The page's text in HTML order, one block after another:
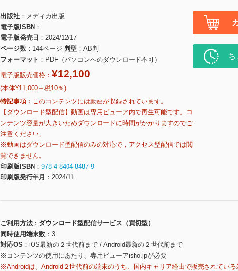
出版社
メディカ出版
電子版ISBN
電子版発売日
2024/12/17
ページ数
144ページ 判型
AB判
フォーマット
PDF（パソコンへのダウンロード不可）
電子版販売価格： ¥12,100
(本体¥11,000＋税10％)
特記事項
このコンテンツには動画が収録されています。
【ダウンロード型配信】動画は専用ビューア内で再生可能です。コ
ンテンツ容量が大きいためダウンロードに時間がかかりますのでご
注意ください。
※動画はダウンロード型配信のみの対応で，アクセス型配信では閲
覧できません。
印刷版ISBN
978-4-8404-8487-9
印刷版発行年月
2024/11
ち
ご利用方法
ダウンロード型配信サービス（買切型）
同時使用端末数
3
対応OS
iOS最新の２世代前まで / Android最新の２世代前まで
※コンテンツの使用にあたり、専用ビューアisho.jpが必要
※Androidは、Android２世代前の端末のうち、国内キャリア経由で販売されている